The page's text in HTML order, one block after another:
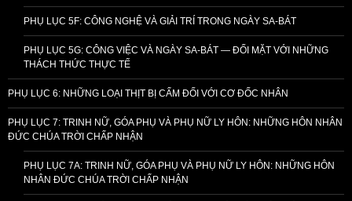
PHỤ LỤC 5F: CÔNG NGHỆ VÀ GIẢI TRÍ TRONG NGÀY SA-BÁT
PHỤ LỤC 5G: CÔNG VIỆC VÀ NGÀY SA-BÁT — ĐỐI MẶT VỚI NHỮNG
THÁCH THỨC THỰC TẾ
PHỤ LỤC 6: NHỮNG LOẠI THỊT BỊ CẤM ĐỐI VỚI CƠ ĐỐC NHÂN
PHỤ LỤC 7: TRINH NỮ, GÓA PHỤ VÀ PHỤ NỮ LY HÔN: NHỮNG HÔN NHÂN
ĐỨC CHÚA TRỜI CHẤP NHẬN
PHỤ LỤC 7A: TRINH NỮ, GÓA PHỤ VÀ PHỤ NỮ LY HÔN: NHỮNG HÔN
NHÂN ĐỨC CHÚA TRỜI CHẤP NHẬN